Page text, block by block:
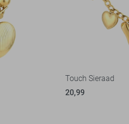
Touch Sieraad
20,99